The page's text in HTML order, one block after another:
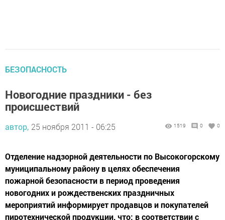
БЕЗОПАСНОСТЬ
Новогодние праздники - без
происшествий
автор, 25 ноября 2011 - 06:25 1519 0 0
Отделение надзорной деятельности по Высокогорскому
муниципальному району в целях обеспечения
пожарной безопасности в период проведения
новогодних и рождественских праздничных
мероприятий информирует продавцов и покупателей
пиротехнической продукции, что: в соответствии с